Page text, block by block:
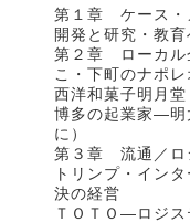
第１章 ケース・
開発と研究・教育
第２章 ローカル
こ・下町のナポレ
西洋和菓子明月堂
博多の起業家―明
に）
第３章 流通／ロ
トリンプ・イン
決の経営
ＴＯＴＯ―ロジス